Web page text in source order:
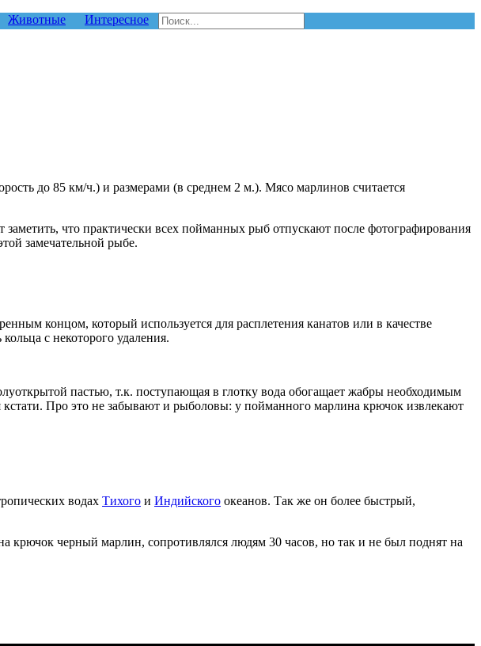
Животные
Интересное
до 85 км/ч.) и размерами (в среднем 2 м.). Мясо марлинов считается
что практически всех пойманных рыб отпускают после фотографирования
замечательной рыбе.
концом, который используется для расплетения канатов или в качестве
с некоторого удаления.
пастью, т.к. поступающая в глотку вода обогащает жабры необходимым
Про это не забывают и рыболовы: у пойманного марлина крючок извлекают
водах Тихого и Индийского океанов. Так же он более быстрый,
черный марлин, сопротивлялся людям 30 часов, но так и не был поднят на